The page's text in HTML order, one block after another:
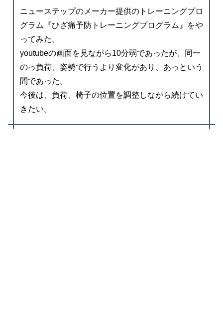
ニューステップのメーカー提供のトレーニングプロ
グラム『ひざ痛予防トレーニングプログラム』をや
ってみた。
youtubeの画面を見ながら10分弱であったが、同一
のっ負荷、姿勢で行うより変化があり、あっという
間であった。
今後は、負荷、椅子の位置を調整しながら続けてい
きたい。